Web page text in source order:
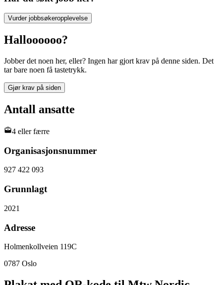
Vurder jobbsøkeropplevelse
Halloooooo?
Jobber det noen her, eller? Ingen har gjort krav på denne siden. Det
tar bare noen få tastetrykk.
Gjør krav på siden
Antall ansatte
4 eller færre
Organisasjonsnummer
927 422 093
Grunnlagt
2021
Adresse
Holmenkollveien 119C
0787 Oslo